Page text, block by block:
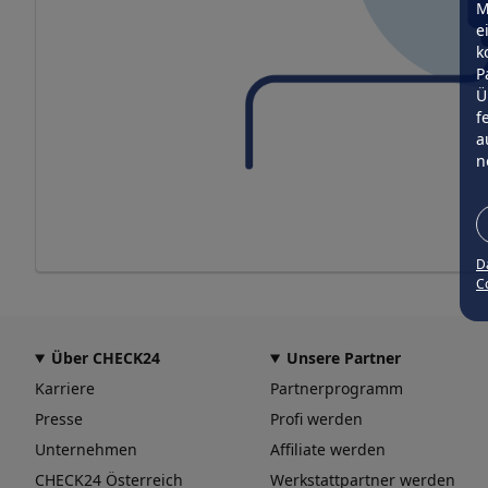
Über CHECK24
Karriere
Presse
Unternehmen
CHECK24 Österreich
Unsere Partner
Partnerprogramm
Profi werden
Affiliate werden
Werkstattpartner werden